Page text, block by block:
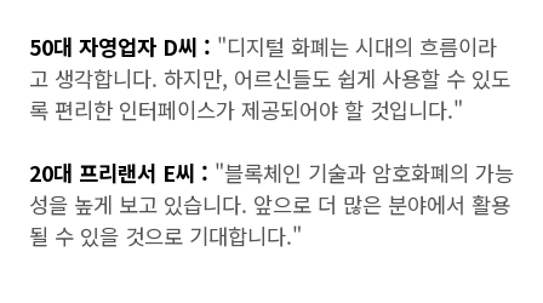
50대 자영업자 D씨 : "디지털 화폐는 시대의 흐름이라
고 생각합니다. 하지만, 어르신들도 쉽게 사용할 수 있도
록 편리한 인터페이스가 제공되어야 할 것입니다."
20대 프리랜서 E씨 : "블록체인 기술과 암호화폐의 가능
성을 높게 보고 있습니다. 앞으로 더 많은 분야에서 활용
될 수 있을 것으로 기대합니다."